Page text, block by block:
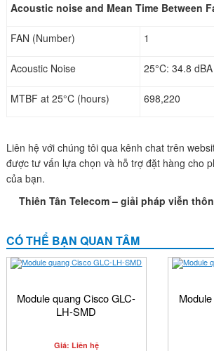
Acoustic noise and Mean Time Between
FAN (Number) 1
Acoustic Noise 25°C: 34.8 dBA
MTBF at 25°C (hours) 698,220
Liên hệ với chúng tôi qua kênh chat trên
được tư vấn lựa chọn và hỗ trợ đặt hàng cho
của bạn.
Thiên Tân Telecom – giải pháp viễn
CÓ THỂ BẠN QUAN TÂM
Module quang Cisco GLC-
LH-SMD
Giá: Liên hệ